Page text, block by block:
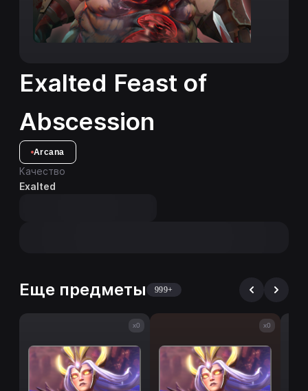
Exalted Feast of
Abscession
Arcana
Качество
Exalted
Еще предметы 999+
x0 x0